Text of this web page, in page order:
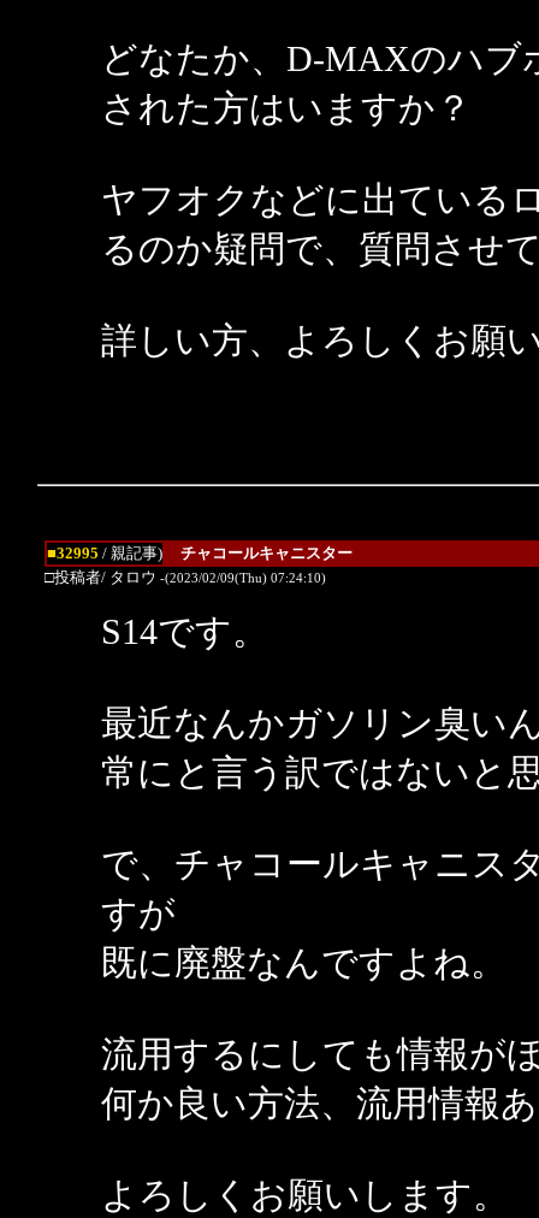
どなたか、D-MAXのハ
された方はいますか？
ヤフオクなどに出ている
るのか疑問で、質問させ
詳しい方、よろしくお願
■32995 / 親記事)
チャコールキャニスター
□投稿者/ タロウ -(2023/02/09(Thu) 07:24:10)
S14です。
最近なんかガソリン臭い
常にと言う訳ではないと
で、チャコールキャニス
すが
既に廃盤なんですよね。
流用するにしても情報が
何か良い方法、流用情報
よろしくお願いします。